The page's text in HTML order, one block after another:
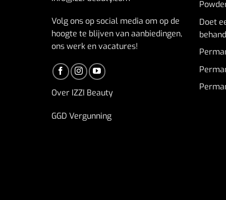
Volg ons op social media om op de
hoogte te blijven van aanbiedingen,
ons werk en vacatures!
Over IZZI Beauty
GGD Vergunning
Doet